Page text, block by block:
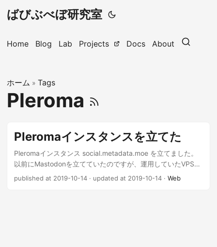
ばびぶべぼ研究室
Home Blog Lab Projects Docs About
ホーム » Tags
Pleroma
Pleromaインスタンスを立てた
Pleromaインスタンス social.metadata.moe を立てました。
以前にMastodonを立てていたのですが、運用していたVPSの
プロバイダが消滅してしまい(=> HostMyBytes SSD VPS 6GB
published at 2019-10-14 · updated at 2019-10-14 · Web